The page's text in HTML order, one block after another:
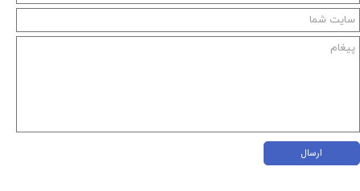
ارسال